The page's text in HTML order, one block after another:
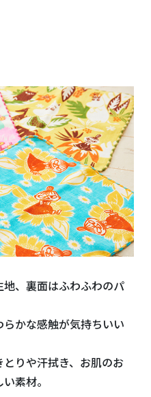
、裏面はふわふわのパ
かな感触が気持ちいい
りや汗拭き、お肌のお
素材。